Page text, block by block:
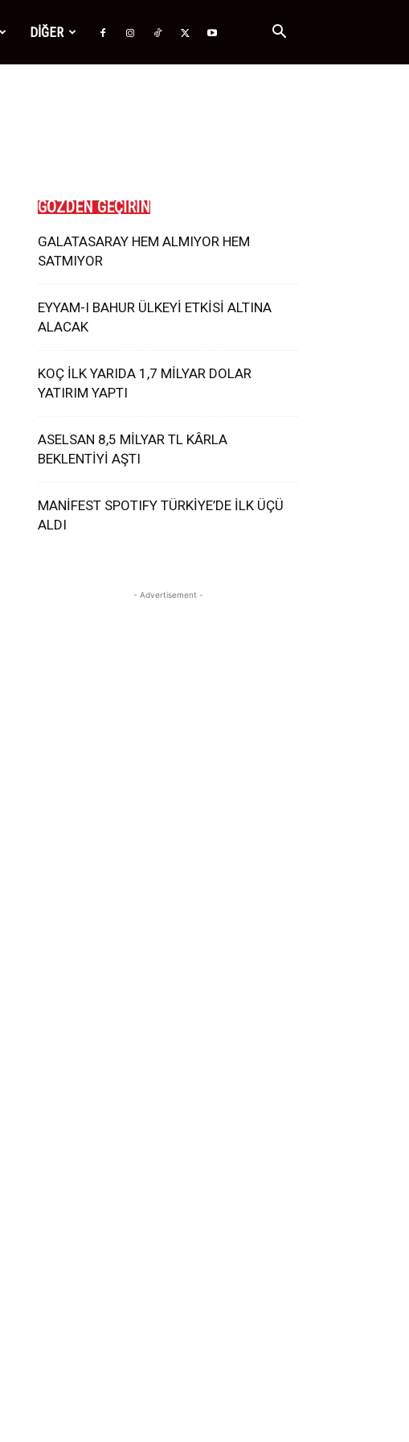
DİĞER
GÖZDEN GEÇİRİN
GALATASARAY HEM ALMIYOR HEM
SATMIYOR
EYYAM-I BAHUR ÜLKEYİ ETKİSİ ALTINA
ALACAK
KOÇ İLK YARIDA 1,7 MİLYAR DOLAR
YATIRIM YAPTI
ASELSAN 8,5 MİLYAR TL KÂRLA
BEKLENTİYİ AŞTI
MANİFEST SPOTIFY TÜRKİYE’DE İLK ÜÇÜ
ALDI
- Advertisement -